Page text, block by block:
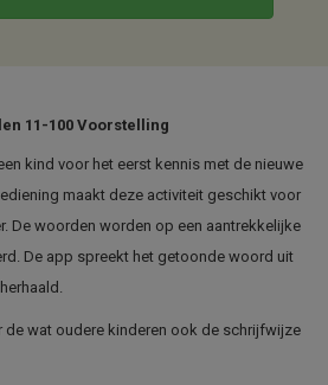
11-100 Voorstelling
kind voor het eerst kennis met de nieuwe
maakt deze activiteit geschikt voor
De woorden worden op een aantrekkelijke
De app spreekt het getoonde woord uit
de wat oudere kinderen ook de schrijfwijze